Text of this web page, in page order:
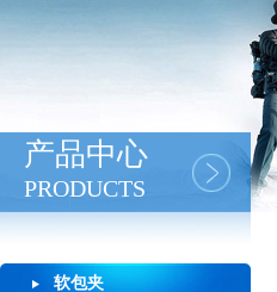
产品中心
PRODUCTS
软包夹